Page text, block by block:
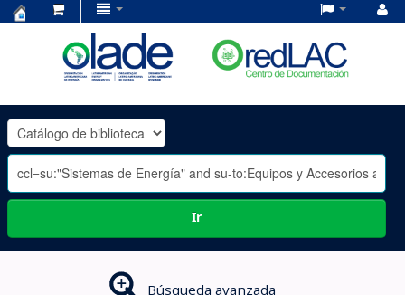
OLADE
-
Ir
Búsqueda avanzada